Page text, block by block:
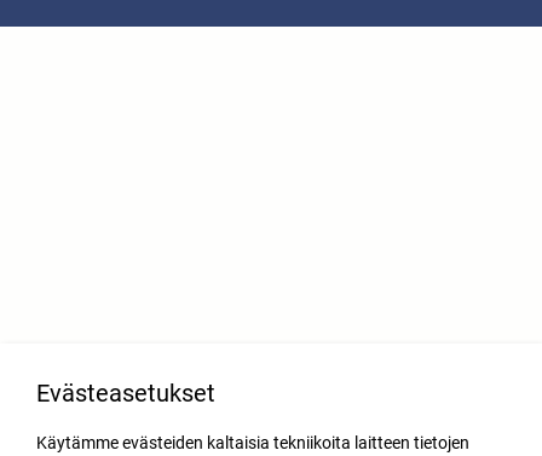
Evästeasetukset
Käytämme evästeiden kaltaisia tekniikoita laitteen tietojen